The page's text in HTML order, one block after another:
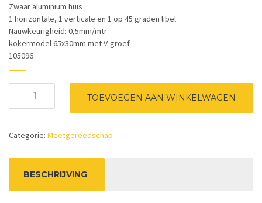
Zwaar aluminium huis
1 horizontale, 1 verticale en 1 op 45 graden libel
Nauwkeurigheid: 0,5mm/mtr
kokermodel 65x30mm met V-groef
105096
aluminium
aantal
TOEVOEGEN AAN WINKELWAGEN
Categorie: Meetgereedschap
BESCHRIJVING